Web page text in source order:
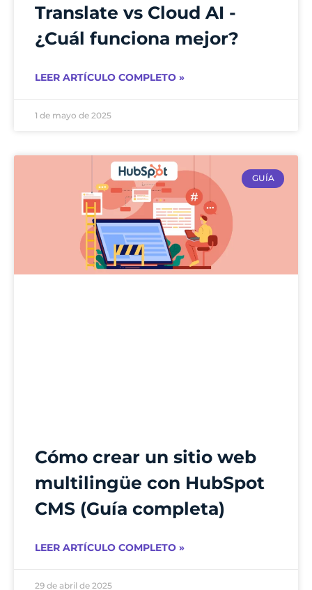
Translate vs Cloud AI -
¿Cuál funciona mejor?
LEER ARTÍCULO COMPLETO »
1 de mayo de 2025
GUÍA
Cómo crear un sitio web
multilingüe con HubSpot
CMS (Guía completa)
LEER ARTÍCULO COMPLETO »
29 de abril de 2025